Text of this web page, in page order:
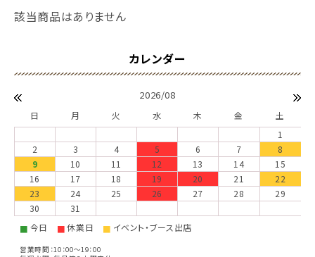
該当商品はありません
2026/08
日 月 火 水 木 金
土
1
2
3 4 5 6 7
8
9
10 11 12 13 14
15
16
17 18 19 20 21
22
23
24 25 26 27 28
29
30
31
■ 今日 ■休業日 ■ イベント・ブース出店
営業時間：10：00～19：00